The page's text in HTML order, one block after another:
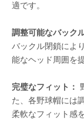
適です。
調整可能なバック
バックル閉鎖によ
能なヘッド周囲を
完璧なフィット：
た、各野球帽には
柔軟なフィット感